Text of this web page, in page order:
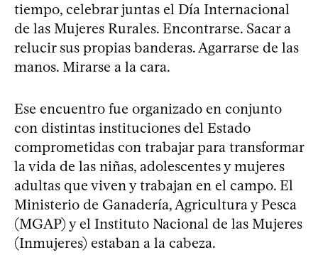
tiempo, celebrar juntas el Día Internacional
de las Mujeres Rurales. Encontrarse. Sacar a
relucir sus propias banderas. Agarrarse de las
manos. Mirarse a la cara.
Ese encuentro fue organizado en conjunto
con distintas instituciones del Estado
comprometidas con trabajar para transformar
la vida de las niñas, adolescentes y mujeres
adultas que viven y trabajan en el campo. El
Ministerio de Ganadería, Agricultura y Pesca
(MGAP) y el Instituto Nacional de las Mujeres
(Inmujeres) estaban a la cabeza.